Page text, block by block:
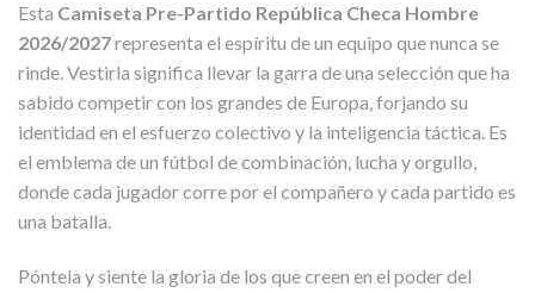
Esta Camiseta Pre-Partido República Checa Hombre
2026/2027representa el espíritu de un equipo que nunca se
rinde. Vestirla significa llevar la garra de una selección que ha
sabido competir con los grandes de Europa, forjando su
identidad en el esfuerzo colectivo y la inteligencia táctica. Es
el emblema de un fútbol de combinación, lucha y orgullo,
donde cada jugador corre por el compañero y cada partido es
una batalla.
Póntela y siente la gloria de los que creen en el poder del